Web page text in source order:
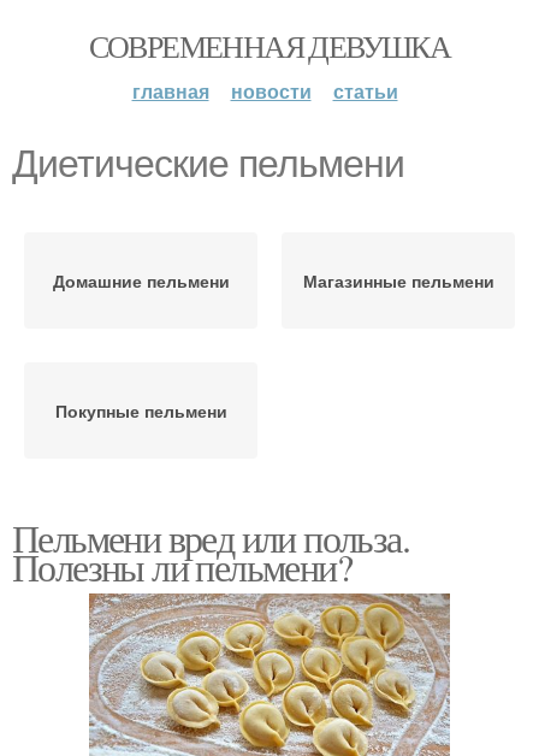
СОВРЕМЕННАЯ ДЕВУШКА
главная новости статьи
Диетические пельмени
Домашние пельмени Магазинные пельмени
Покупные пельмени
Пельмени вред или польза.
Полезны ли пельмени?